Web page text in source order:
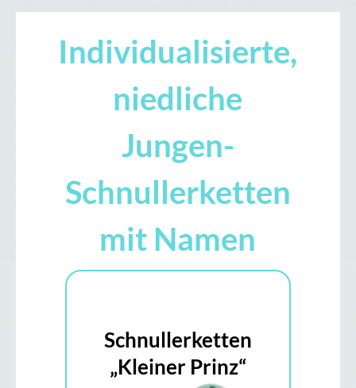
Individualisierte,
niedliche
Jungen-
Schnullerketten
mit Namen
Schnullerketten
„Kleiner Prinz“